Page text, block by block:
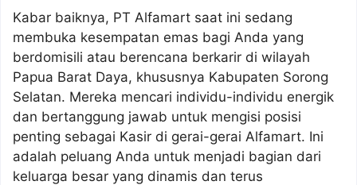
Kabar baiknya, PT Alfamart saat ini sedang
membuka kesempatan emas bagi Anda yang
berdomisili atau berencana berkarir di wilayah
Papua Barat Daya, khususnya Kabupaten Sorong
Selatan. Mereka mencari individu-individu energik
dan bertanggung jawab untuk mengisi posisi
penting sebagai Kasir di gerai-gerai Alfamart. Ini
adalah peluang Anda untuk menjadi bagian dari
keluarga besar yang dinamis dan terus